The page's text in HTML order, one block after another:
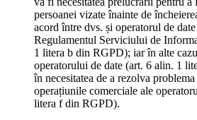
persoanei vizate înainte de
acord între dvs. și operatorul de
Regulamentul Serviciului de
1 litera b din RGPD); iar în alte
operatorului de date (art. 6 alin. 1
în necesitatea de a rezolva
operațiunile comerciale ale
litera f din RGPD).